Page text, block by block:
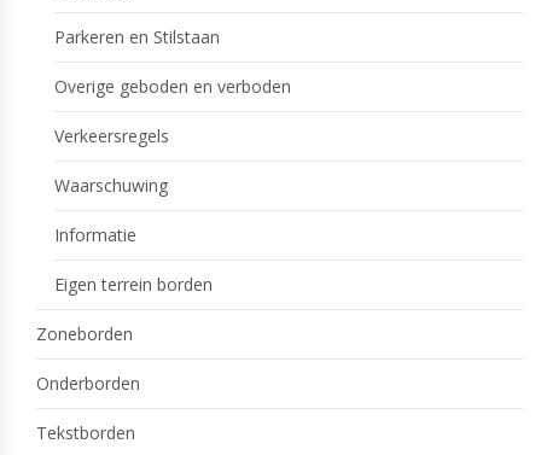
Parkeren en Stilstaan
Overige geboden en verboden
Verkeersregels
Waarschuwing
Informatie
Eigen terrein borden
Zoneborden
Onderborden
Tekstborden